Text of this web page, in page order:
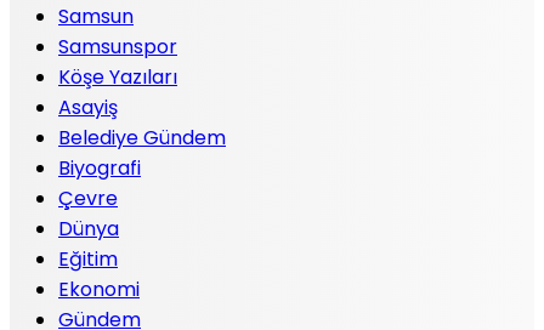
Samsun
Samsunspor
Köşe Yazıları
Asayiş
Belediye Gündem
Biyografi
Çevre
Dünya
Eğitim
Ekonomi
Gündem